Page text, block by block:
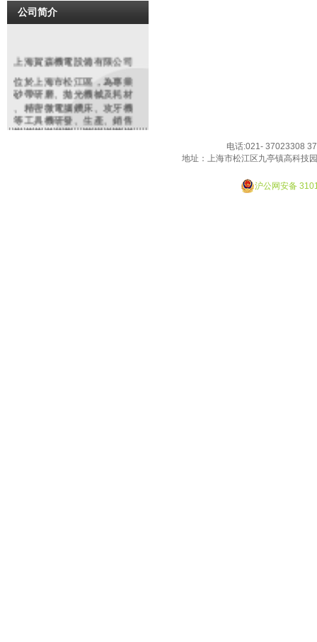
公司简介
上海賀森機電設備有限公司
位於上海市松江區，為專業
砂帶研磨 、拋光機械及耗材
、精密微電腦鑽床、攻牙機
等工具機研發、生產、銷售
和服務提供商。同時代理銷
电话:021- 37023308
地址：上海市松江区九亭镇高科技
沪公网安备